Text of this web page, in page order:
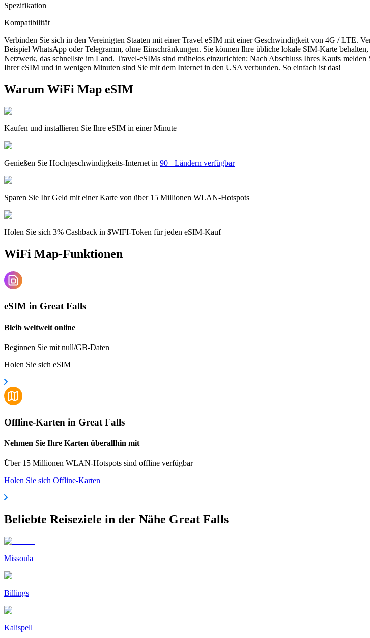
Spezifikation
Kompatibilität
Verbinden Sie sich in den Vereinigten Staaten mit einer Travel eSIM mit einer Geschwindigkeit von 4G / LTE.
Beispiel WhatsApp oder Telegramm, ohne Einschränkungen. Sie können Ihre übliche lokale SIM-Karte
Netzwerk, das schnellste im Land. Travel-eSIMs sind mühelos einzurichten: Nach Abschluss Ihres Kaufs
Ihrer eSIM und in wenigen Minuten sind Sie mit dem Internet in den USA verbunden. So einfach ist das!
Warum WiFi Map eSIM
Kaufen und installieren Sie Ihre eSIM in einer Minute
Genießen Sie Hochgeschwindigkeits-Internet in 90+ Ländern verfügbar
Sparen Sie Ihr Geld mit einer Karte von über 15 Millionen WLAN-Hotspots
Holen Sie sich 3% Cashback in $WIFI-Token für jeden eSIM-Kauf
WiFi Map-Funktionen
eSIM in Great Falls
Bleib weltweit online
Beginnen Sie mit null/GB-Daten
Holen Sie sich eSIM
Offline-Karten in Great Falls
Nehmen Sie Ihre Karten überallhin mit
Über 15 Millionen WLAN-Hotspots sind offline verfügbar
Holen Sie sich Offline-Karten
Beliebte Reiseziele in der Nähe Great Falls
Missoula
Billings
Kalispell